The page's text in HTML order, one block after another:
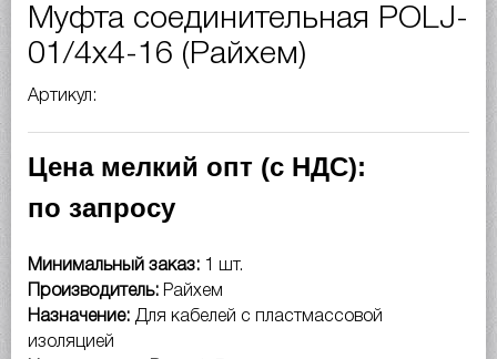
Муфта соединительная POLJ-
01/4x4-16 (Райхем)
Артикул:
Цена мелкий опт (с НДС):
по запросу
Минимальный заказ:
1 шт.
Производитель: Райхем
Назначение: Для кабелей с пластмассовой
изоляцией